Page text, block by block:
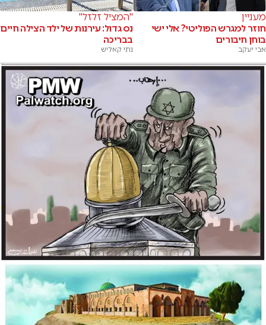
מעניין
חוזר למגרש הפוליטי? אלי ישי
בוחן חיבורים
אבי יעקב
"המציל זלזל"
נס גדול: עירנות של ילד הצילה חיים
בבריכה
נתי קאליש